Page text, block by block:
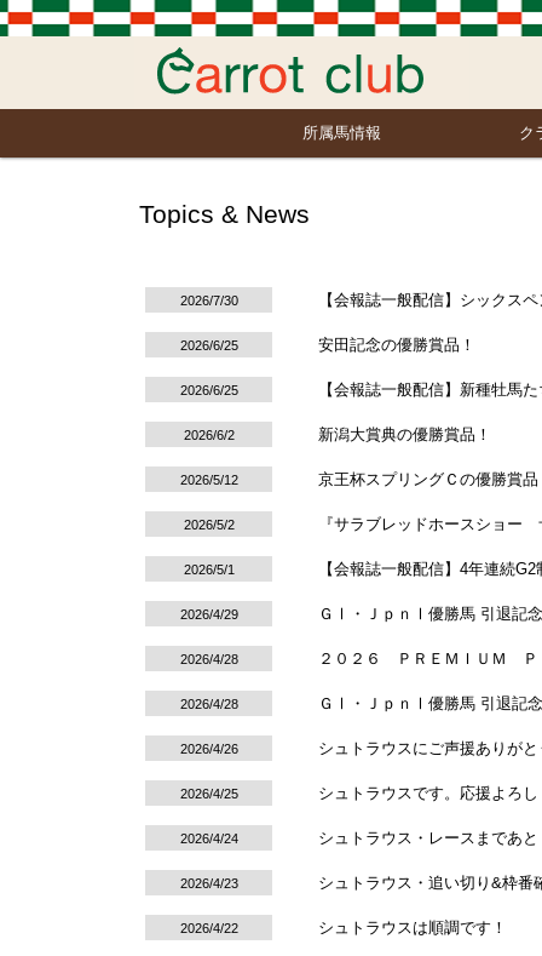
所属馬情報 ク
Topics & News
2026/7/30 【会報誌一般配信】シックス
2026/6/25 安田記念の優勝賞品！
2026/6/25 【会報誌一般配信】新種牡馬
2026/6/2 新潟大賞典の優勝賞品！
2026/5/12 京王杯スプリングＣの優勝賞品
2026/5/2 『サラブレッドホースショー
2026/5/1 【会報誌一般配信】4年連続
2026/4/29 ＧⅠ・ＪｐｎⅠ優勝馬 引退記
2026/4/28 ２０２６ ＰＲＥＭＩＵＭ
2026/4/28 ＧⅠ・ＪｐｎⅠ優勝馬 引退記
2026/4/26 シュトラウスにご声援ありが
2026/4/25 シュトラウスです。応援よろ
2026/4/24 シュトラウス・レースまであ
2026/4/23 シュトラウス・追い切り&枠番
2026/4/22 シュトラウスは順調です！